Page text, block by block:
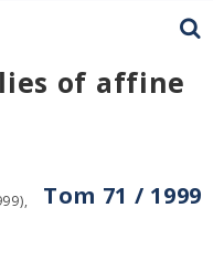
of affine
Tom 71 / 1999